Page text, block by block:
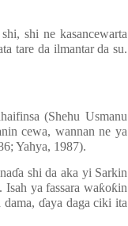
shi ne kasancewarta
tare da ilmantar da su.
(Shehu Usmanu
cewa, wannan ne ya
Yahya, 1987).
ɗa shi da aka yi Sarkin
ya fassara waƙoƙin
dama, ɗaya daga ciki ita